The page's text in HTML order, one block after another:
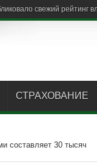
СТРАХОВАНИЕ
составляет 30 тысяч